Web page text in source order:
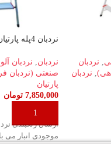
نردبان
نردبان
نردبان 4پله پارتیان
نردبان نردبان
صنعتی (نردبان
پارتیان
7,850,000 تومان
افزودن به سبد
ارسال رنگبندی
موجودی انبار می